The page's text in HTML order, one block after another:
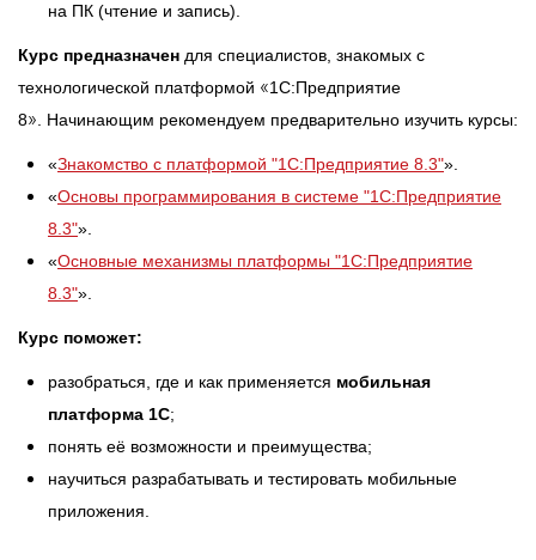
на ПК (чтение и запись).
Курс предназначен для специалистов, знакомых с
технологической платформой «1С:Предприятие
8» . Начинающим рекомендуем предварительно изучить курсы:
«Знакомство с платформой "1C:Предприятие 8.3"».
«Основы программирования в системе "1C:Предприятие
8.3"».
«Основные механизмы платформы "1С:Предприятие
8.3"».
Курс поможет:
разобраться, где и как применяется мобильная
платформа 1С;
понять её возможности и преимущества;
научиться разрабатывать и тестировать мобильные
приложения.